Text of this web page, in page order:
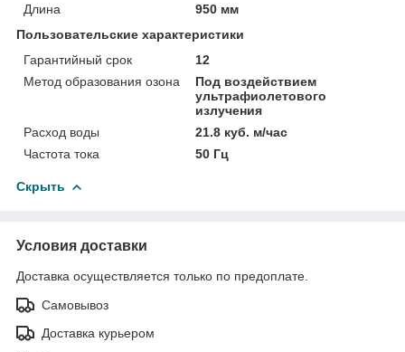
Длина
950 мм
Пользовательские характеристики
Гарантийный срок
12
Метод образования озона
Под воздействием
ультрафиолетового
излучения
Расход воды
21.8 куб. м/час
Частота тока
50 Гц
Скрыть
Условия доставки
Доставка осуществляется только по предоплате.
Самовывоз
Доставка курьером